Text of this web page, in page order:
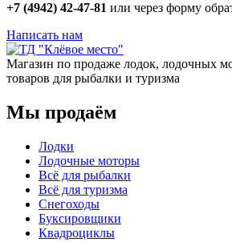
+7 (4942) 42-47-81 или через форму
Написать нам
Магазин по продаже лодок, лодочных
товаров для рыбалки и туризма
Мы продаём
Лодки
Лодочные моторы
Всё для рыбалки
Всё для туризма
Снегоходы
Буксировщики
Квадроциклы